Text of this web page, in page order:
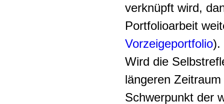
verknüpft wird,
Portfolioarbeit
Vorzeigeportfolio).
Wird die
längeren
Schwerpunkt der